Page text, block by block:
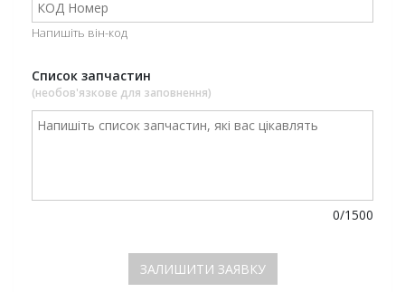
Напишіть він-код
Список запчастин
(необов'язкове для заповнення)
0/1500
ЗАЛИШИТИ ЗАЯВКУ